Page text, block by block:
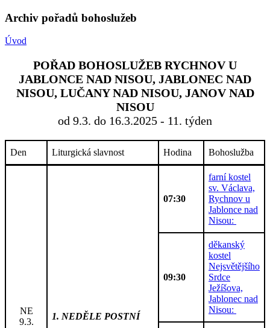
Archiv pořadů bohoslužeb
Úvod
POŘAD BOHOSLUŽEB RYCHNOV U
JABLONCE NAD NISOU, JABLONEC NAD
NISOU, LUČANY NAD NISOU, JANOV NAD
NISOU
od 9.3. do 16.3.2025 - 11. týden
Den Liturgická slavnost Hodina Bohoslužba
NE
9.3.
1. NEDĚLE POSTNÍ
07:30
farní kostel
sv. Václava,
Rychnov u
Jablonce nad
Nisou:
09:30
děkanský
kostel
Nejsvětějšího
Srdce
Ježíšova,
Jablonec nad
Nisou: